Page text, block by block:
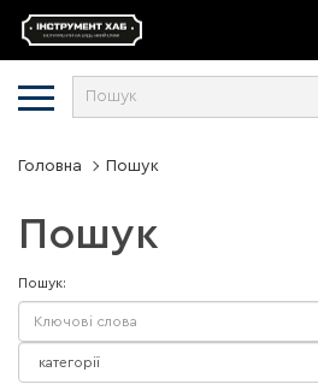
Головна Пошук
Пошук
Пошук: